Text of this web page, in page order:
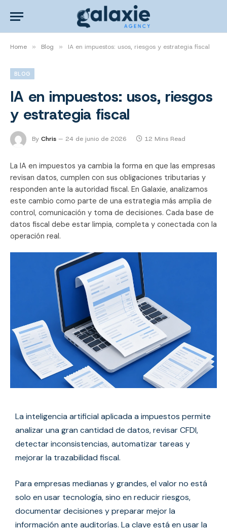
Home » Blog » IA en impuestos: usos, riesgos y estrategia fiscal
BLOG
IA en impuestos: usos, riesgos
y estrategia fiscal
By Chris 24 de junio de 2026 12 Mins Read
La IA en impuestos ya cambia la forma en que las empresas
revisan datos, cumplen con sus obligaciones tributarias y
responden ante la autoridad fiscal. En Galaxie, analizamos
este cambio como parte de una estrategia más amplia de
control, comunicación y toma de decisiones. Cada base de
datos fiscal debe estar limpia, completa y conectada con la
operación real.
La inteligencia artificial aplicada a impuestos permite
analizar una gran cantidad de datos, revisar CFDI,
detectar inconsistencias, automatizar tareas y
mejorar la trazabilidad fiscal.
Para empresas medianas y grandes, el valor no está
solo en usar tecnología, sino en reducir riesgos,
documentar decisiones y preparar mejor la
información ante auditorías. La clave está en usar la